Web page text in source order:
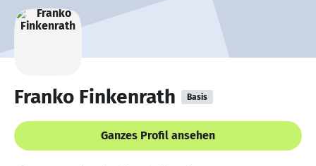
Franko Finkenrath Basis
Ganzes Profil ansehen